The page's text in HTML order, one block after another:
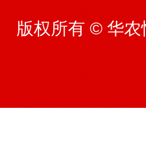
版权所有 © 华